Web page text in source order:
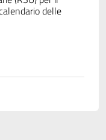
delle